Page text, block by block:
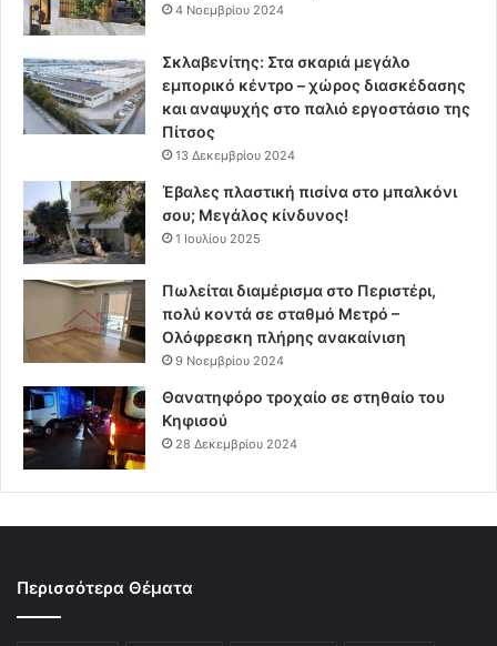
4 Νοεμβρίου 2024
Σκλαβενίτης: Στα σκαριά μεγάλο
εμπορικό κέντρο – χώρος διασκέδασης
και αναψυχής στο παλιό εργοστάσιο της
Πίτσος
13 Δεκεμβρίου 2024
Έβαλες πλαστική πισίνα στο μπαλκόνι
σου; Μεγάλος κίνδυνος!
1 Ιουλίου 2025
Πωλείται διαμέρισμα στο Περιστέρι,
πολύ κοντά σε σταθμό Μετρό –
Ολόφρεσκη πλήρης ανακαίνιση
9 Νοεμβρίου 2024
Θανατηφόρο τροχαίο σε στηθαίο του
Κηφισού
28 Δεκεμβρίου 2024
Περισσότερα Θέματα